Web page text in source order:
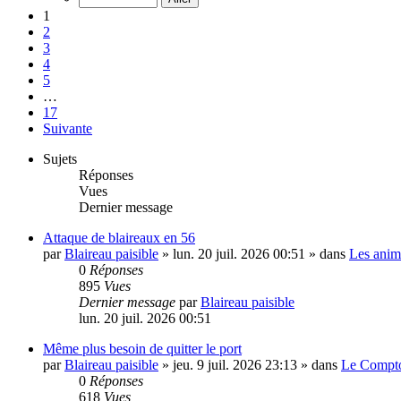
1
2
3
4
5
…
17
Suivante
Sujets
Réponses
Vues
Dernier message
Attaque de blaireaux en 56
parBlaireau paisible » lun. 20 juil. 2026 00:51 » dans Les
0 Réponses
895 Vues
Dernier message parBlaireau paisible
lun. 20 juil. 2026 00:51
Même plus besoin de quitter le port
parBlaireau paisible » jeu. 9 juil. 2026 23:13 » dans Le
0 Réponses
618 Vues